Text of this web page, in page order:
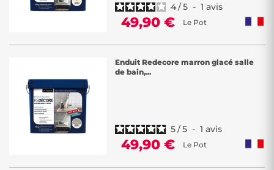
4/5 - 1 avis
49,90 € Le Pot
Enduit Redecore marron glacé salle
de bain,...
5/5 - 1 avis
49,90 € Le Pot